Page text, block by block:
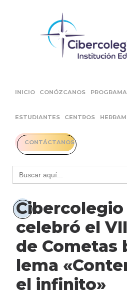
INICIO CONÓZCANOS
ESTUDIANTES CENTROS
CONTÁCTANOS
Buscar:
Cibercolegio
celebró el
de Cometas
lema
el infinito»